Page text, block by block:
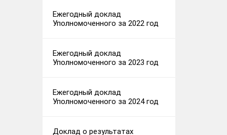
Ежегодный доклад
Уполномоченного за 2022 год
Ежегодный доклад
Уполномоченного за 2023 год
Ежегодный доклад
Уполномоченного за 2024 год
Доклад о результатах